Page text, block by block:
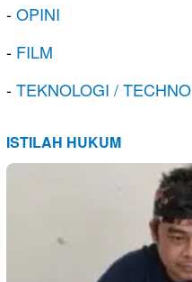
-OPINI
- FILM
-TEKNOLOGI / TECHNO
ISTILAH HUKUM